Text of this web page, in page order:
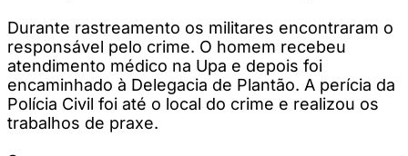
Durante rastreamento os militares encontraram o
responsável pelo crime. O homem recebeu
atendimento médico na Upa e depois foi
encaminhado à Delegacia de Plantão. A perícia da
Polícia Civil foi até o local do crime e realizou os
trabalhos de praxe.